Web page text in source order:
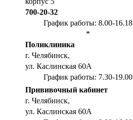
700-20-32
График работы: 8.00-16.18
*
Поликлиника
г. Челябинск,
ул. Каслинская 60А
График работы: 7.30-19.00
Прививочный кабинет
г. Челябинск,
ул. Каслинская 60А